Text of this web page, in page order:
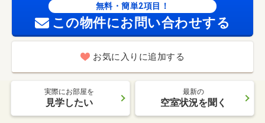
無料・簡単2項目！
この物件にお問い合わせする
お気に入りに追加する
実際にお部屋を
見学したい
最新の
空室状況を聞く